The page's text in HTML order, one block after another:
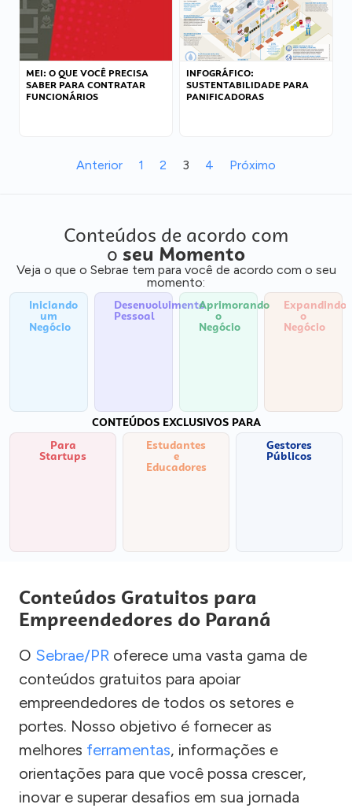
MEI: O QUE VOCÊ PRECISA
SABER PARA CONTRATAR
FUNCIONÁRIOS
INFOGRÁFICO:
SUSTENTABILIDADE PARA
PANIFICADORAS
Anterior 1 2 3 4 Próximo
Conteúdos de acordo com
o seu Momento
Veja o que o Sebrae tem para você de acordo com o seu
momento:
Iniciando
um
Negócio
Desenvolvimento
Pessoal
Aprimorando
o
Negócio
Expandindo
o
Negócio
CONTEÚDOS EXCLUSIVOS PARA
Para
Startups
Estudantes
e
Educadores
Gestores
Públicos
Conteúdos Gratuitos para
Empreendedores do Paraná
O Sebrae/PR oferece uma vasta gama de
conteúdos gratuitos para apoiar
empreendedores de todos os setores e
portes. Nosso objetivo é fornecer as
melhores ferramentas, informações e
orientações para que você possa crescer,
inovar e superar desafios em sua jornada